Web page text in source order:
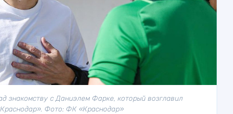
знакомству с Даниэлем Фарке, который возглавил
Фото: ФК «Краснодар»